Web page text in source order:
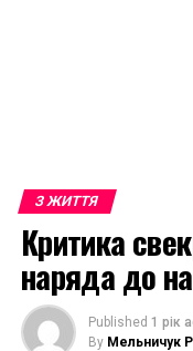
З ЖИТТЯ
Критика
наряда до
Published 1 рік
By Мельничук